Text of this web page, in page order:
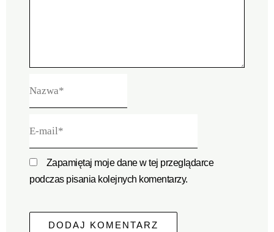
mail*
Zapamiętaj moje dane w tej przeglądarce
podczas pisania kolejnych komentarzy.